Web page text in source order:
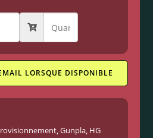
LORSQUE DISPONIBLE
,Gunpla, HG